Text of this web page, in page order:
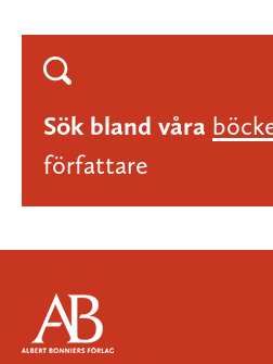
Sök bland våra
författare